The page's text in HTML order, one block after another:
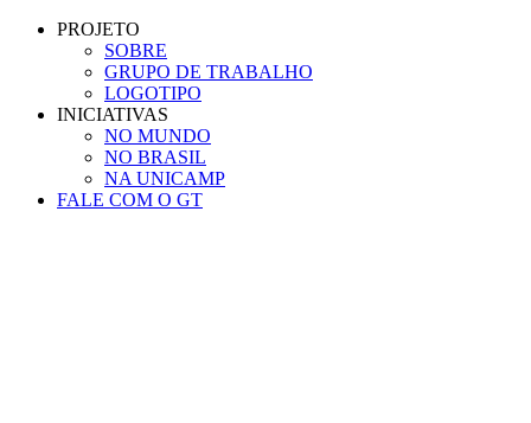
Conteúdo principal
PROJETO
SOBRE
GRUPO DE TRABALHO
LOGOTIPO
INICIATIVAS
NO MUNDO
NO BRASIL
NA UNICAMP
FALE COM O GT